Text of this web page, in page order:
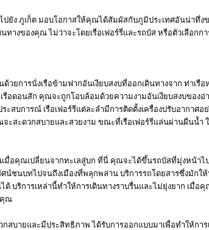
ไปยัง ภูเก็ต มอบโอกาสให้คุณได้สัมผัสกับภูมิประเทศอันน่าทึ่
ทางของคุณ ไม่ว่าจะโดยเรือเฟอร์รี่และรถบัส หรือตัวเลือกก
วยการนั่งเรือข้ามฟากอันเงียบสงบที่ออกเดินทางจาก ท่าเ
เรือดอนสัก คุณจะถูกโอบล้อมด้วยความงามอันเงียบสงบของ
ะสบการณ์ เรือเฟอร์รีแต่ละลำมีการติดตั้งเครื่องปรับอากา
ะสะดวกสบายและสวยงาม ขณะที่เรือเฟอร์รีแล่นผ่านผืนน้
มื่อคุณเปลี่ยนจากทะเลสู่บก ที่นี่ คุณจะได้ขึ้นรถบัสที่มุ่งหน้า
นบทไปจนถึงเมืองที่พลุกพล่าน บริการรถโดยสารซึ่งมักใ
บริการเหล่านี้ทำให้การเดินทางราบรื่นและไม่ยุ่งยาก เมื่
คุณ
สบายและมีประสิทธิภาพ ได้รับการออกแบบมาเพื่อทำให้ก